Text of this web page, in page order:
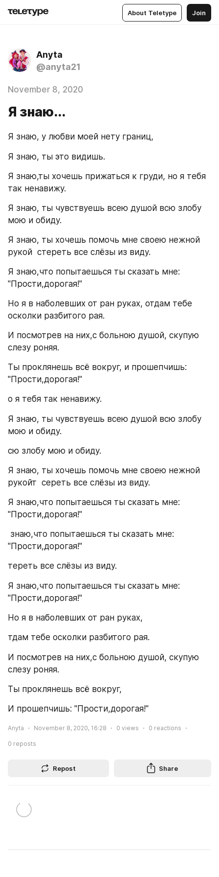
About Teletype Join
Anyta
@anyta21
November 8, 2020
Я знаю...
Я знаю, у любви моей нету границ,
Я знаю, ты это видишь.
Я знаю,ты хочешь прижаться к груди, но я тебя
так ненавижу.
Я знаю, ты чувствуешь всею душой всю злобу
мою и обиду.
Я знаю, ты хочешь помочь мне своею нежной
рукой  стереть все слёзы из виду.
Я знаю,что попытаешься ты сказать мне:
"Прости,дорогая!"
Но я в наболевших от ран руках, отдам тебе
осколки разбитого рая.
И посмотрев на них,с больною душой, скупую
слезу роняя.
Ты проклянешь всё вокруг, и прошепчишь:
"Прости,дорогая!"
о я тебя так ненавижу.
Я знаю, ты чувствуешь всею душой всю злобу
мою и обиду.
сю злобу мою и обиду.
Я знаю, ты хочешь помочь мне своею нежной
рукойт  сереть все слёзы из виду.
Я знаю,что попытаешься ты сказать мне:
"Прости,дорогая!"
"Прости,дорогая!"
тереть все слёзы из виду.
Я знаю,что попытаешься ты сказать мне:
"Прости,дорогая!"
Но я в наболевших от ран руках,
тдам тебе осколки разбитого рая.
И посмотрев на них,с больною душой, скупую
слезу роняя.
Ты проклянешь всё вокруг,
И прошепчишь: "Прости,дорогая!"
Anyta November 8, 2020, 16:28 0 views 0 reactions
0 reposts
Repost Share